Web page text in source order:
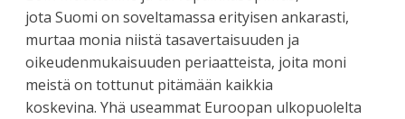
jota Suomi on soveltamassa erityisen ankarasti,
murtaa monia niistä tasavertaisuuden ja
oikeudenmukaisuuden periaatteista, joita moni
meistä on tottunut pitämään kaikkia
koskevina. Yhä useammat Euroopan ulkopuolelta